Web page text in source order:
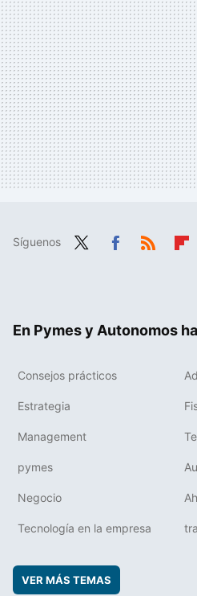
Síguenos
En Pymes y Autonomos
Consejos prácticos
Estrategia
Management
pymes
Negocio
Tecnología en la empresa
VER MÁS TEMAS